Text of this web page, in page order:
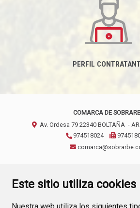
Este sitio utiliza cookies
PERFIL
COMARCA DE
Av. Ordesa 79 22340 BOLTAÑA -
974518024